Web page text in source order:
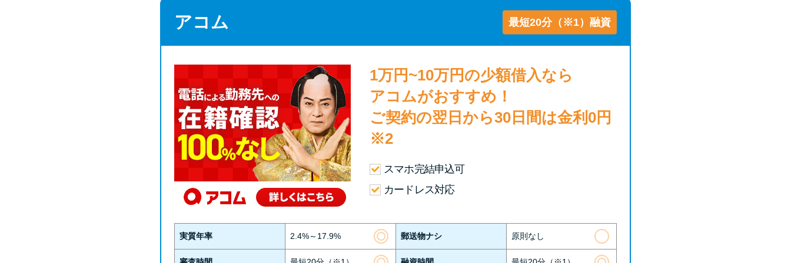
アコム 最短20分（※1）融資
1万円~10万円の少額借入なら
アコムがおすすめ！
ご契約の翌日から30日間は金利0円
※2
スマホ完結申込可
カードレス対応
実質年率 2.4%～17.9% 郵送物ナシ 原則なし